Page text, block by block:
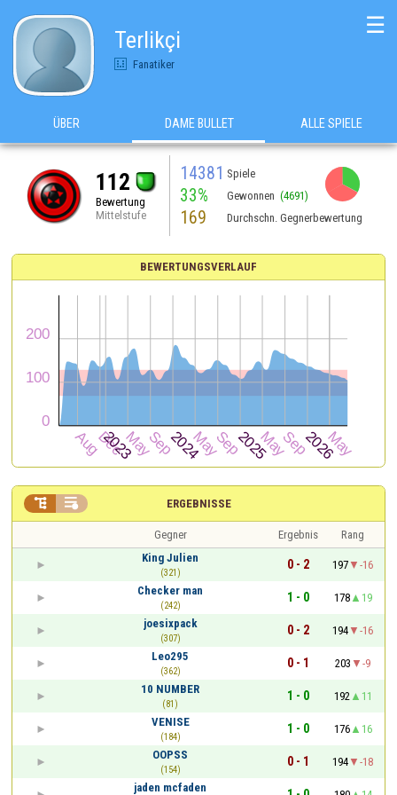
Terlikçi
Fanatiker
☰
ÜBER DAME BULLET ALLE SPIELE
112
Bewertung
Mittelstufe
14381 Spiele
33% Gewonnen (4691)
169 Durchschn. Gegnerbewertung
BEWERTUNGSVERLAUF
ERGEBNISSE
 
Gegner Ergebnis
Rang
King Julien
(321)
0 - 2 197
-16
Checker man
(242)
1 - 0 178
19
joesixpack
(307)
0 - 2 194
-16
Leo295
(362)
0 - 1 203
-9
10 NUMBER
(81)
1 - 0 192
11
VENISE
(184)
1 - 0 176
16
OOPSS
(154)
0 - 1 194
-18
jaden mcfaden